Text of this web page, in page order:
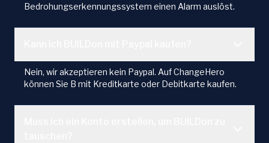
Bedrohungserkennungssystem einen Alarm auslöst.
Nein, wir akzeptieren kein Paypal. Auf ChangeHero
können Sie B mit Kreditkarte oder Debitkarte kaufen.